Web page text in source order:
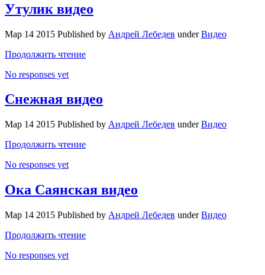
Утулик видео
Мар 14 2015 Published by Андрей Лебедев underВидео
Продолжить чтение
No responses yet
Снежная видео
Мар 14 2015 Published by Андрей Лебедев underВидео
Продолжить чтение
No responses yet
Ока Саянская видео
Мар 14 2015 Published by Андрей Лебедев underВидео
Продолжить чтение
No responses yet